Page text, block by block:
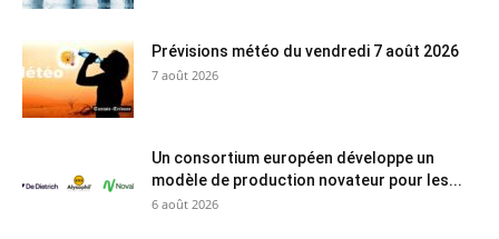
Prévisions météo du vendredi 7 août 2026
7 août 2026
Un consortium européen développe un
modèle de production novateur pour les...
6 août 2026